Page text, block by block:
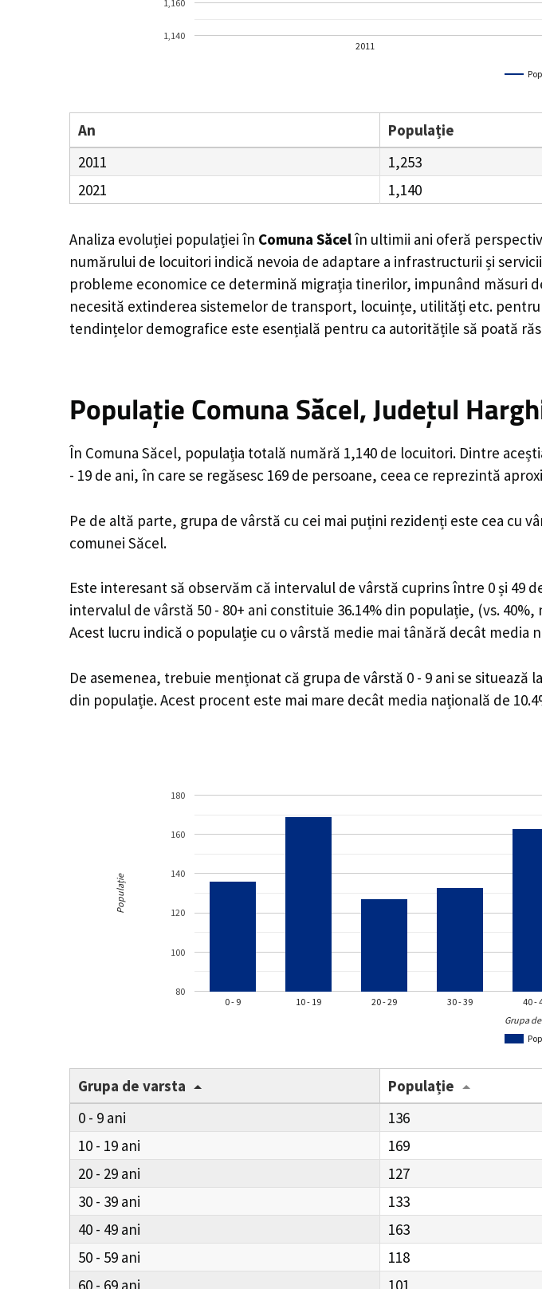
2011
1,140
An Populație
2011
1,253
2021
1,140
Analiza evoluției populației în Comuna Săcelîn ultimii ani oferă
numărului de locuitori indică nevoia de adaptare a infrastructurii și
probleme economice ce determină migrația tinerilor, impunând măsuri
necesită extinderea sistemelor de transport, locuințe, utilități etc.
tendințelor demografice este esențială pentru ca autoritățile să poată
Populație Comuna Săcel, Județul
În Comuna Săcel, populația totală numără 1,140 de locuitori. Dintre
- 19 de ani, în care se regăsesc 169 de persoane, ceea ce reprezintă
Pe de altă parte, grupa de vârstă cu cei mai puțini rezidenți este cea cu
comunei Săcel.
Este interesant să observăm că intervalul de vârstă cuprins între 0 și 49
intervalul de vârstă 50 - 80+ ani constituie 36.14% din populație, (vs. 40%,
Acest lucru indică o populație cu o vârstă medie mai tânără decât media
De asemenea, trebuie menționat că grupa de vârstă 0 - 9 ani se
din populație. Acest procent este mai mare decât media națională de
0 - 9 10 - 19 20 - 29 30 - 39 40 -
80
100
120
140
160
180
Grupa
Populație
Grupa de varsta Populație
0 - 9
136
10 - 19
169
20 - 29
127
30 - 39
133
40 - 49
163
50 - 59
118